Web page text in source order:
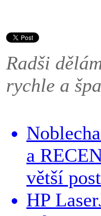
Radši
rychle a
a
větší
HP